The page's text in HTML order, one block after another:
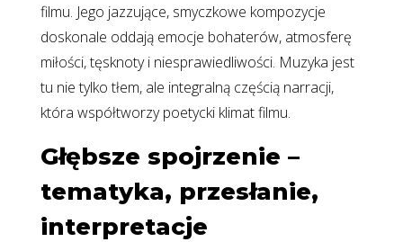
filmu. Jego jazzujące, smyczkowe kompozycje
doskonale oddają emocje bohaterów, atmosferę
miłości, tęsknoty i niesprawiedliwości. Muzyka jest
tu nie tylko tłem, ale integralną częścią narracji,
która współtworzy poetycki klimat filmu.
Głębsze spojrzenie –
tematyka, przesłanie,
interpretacje